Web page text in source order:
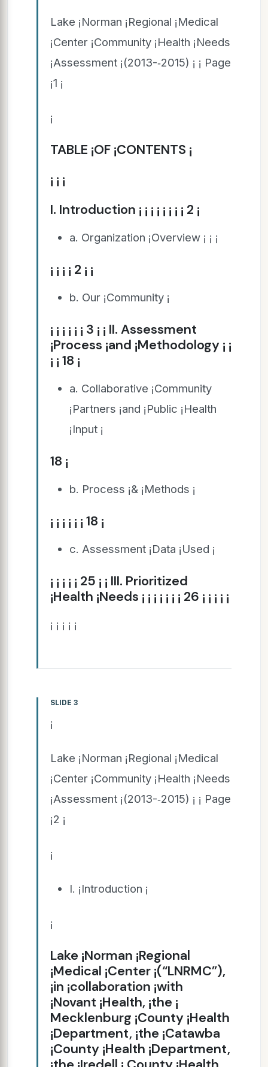
Lake ¡Norman ¡Regional ¡Medical
¡Center ¡Community ¡Health ¡Needs
¡Assessment ¡(2013-­‑2015) ¡ ¡ Page
¡1 ¡
¡
TABLE ¡OF ¡CONTENTS ¡
¡ ¡ ¡
I. Introduction ¡ ¡ ¡ ¡ ¡ ¡ ¡ ¡ 2 ¡
a. Organization ¡Overview ¡ ¡ ¡
¡ ¡ ¡ ¡ 2 ¡ ¡
b. Our ¡Community ¡
¡ ¡ ¡ ¡ ¡ ¡ 3 ¡ ¡ II. Assessment
¡Process ¡and ¡Methodology ¡ ¡
¡ ¡ 18 ¡
a. Collaborative ¡Community
¡Partners ¡and ¡Public ¡Health
¡Input ¡
18 ¡
b. Process ¡& ¡Methods ¡
¡ ¡ ¡ ¡ ¡ ¡ 18 ¡
c. Assessment ¡Data ¡Used ¡
¡ ¡ ¡ ¡ ¡ 25 ¡ ¡ III. Prioritized
¡Health ¡Needs ¡ ¡ ¡ ¡ ¡ ¡ ¡ 26 ¡ ¡ ¡ ¡ ¡
¡ ¡ ¡ ¡ ¡
SLIDE 3
¡
Lake ¡Norman ¡Regional ¡Medical
¡Center ¡Community ¡Health ¡Needs
¡Assessment ¡(2013-­‑2015) ¡ ¡ Page
¡2 ¡
¡
I. ¡Introduction ¡
¡
Lake ¡Norman ¡Regional
¡Medical ¡Center ¡(“LNRMC”),
¡in ¡collaboration ¡with
¡Novant ¡Health, ¡the ¡
Mecklenburg ¡County ¡Health
¡Department, ¡the ¡Catawba
¡County ¡Health ¡Department,